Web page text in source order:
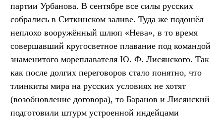
партии Урбанова. В сентябре все силы русских
собрались в Ситкинском заливе. Туда же подошёл
неплохо вооружённый шлюп «Нева», в то время
совершавший кругосветное плавание под командой
знаменитого мореплавателя Ю. Ф. Лисянского. Так
как после долгих переговоров стало понятно, что
тлинкиты мира на русских условиях не хотят
(возобновление договора), то Баранов и Лисянский
подготовили штурм устроенной индейцами